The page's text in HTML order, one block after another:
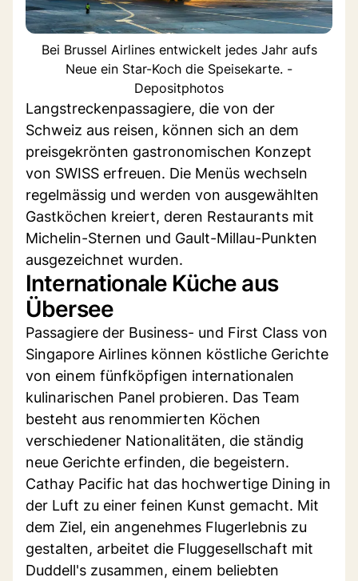
Bei Brussel Airlines entwickelt jedes Jahr aufs
Neue ein Star-Koch die Speisekarte. -
Depositphotos
Langstreckenpassagiere, die von der
Schweiz aus reisen, können sich an dem
preisgekrönten gastronomischen Konzept
von SWISS erfreuen. Die Menüs wechseln
regelmässig und werden von ausgewählten
Gastköchen kreiert, deren Restaurants mit
Michelin-Sternen und Gault-Millau-Punkten
ausgezeichnet wurden.
Internationale Küche aus
Übersee
Passagiere der Business- und First Class von
Singapore Airlines können köstliche Gerichte
von einem fünfköpfigen internationalen
kulinarischen Panel probieren. Das Team
besteht aus renommierten Köchen
verschiedener Nationalitäten, die ständig
neue Gerichte erfinden, die begeistern.
Cathay Pacific hat das hochwertige Dining in
der Luft zu einer feinen Kunst gemacht. Mit
dem Ziel, ein angenehmes Flugerlebnis zu
gestalten, arbeitet die Fluggesellschaft mit
Duddell's zusammen, einem beliebten